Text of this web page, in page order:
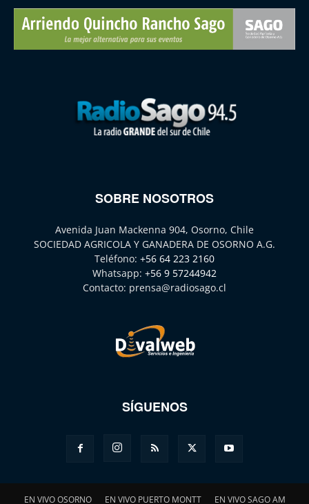
SOBRE NOSOTROS
Avenida Juan Mackenna 904, Osorno, Chile
SOCIEDAD AGRICOLA Y GANADERA DE OSORNO A.G.
Teléfono: +56 64 223 2160
Whatsapp: +56 9 57244942
Contacto: prensa@radiosago.cl
SÍGUENOS
EN VIVO OSORNO EN VIVO PUERTO MONTT EN VIVO SAGO AM